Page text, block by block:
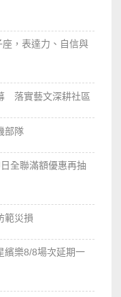
，表達力、自信與
落實藝文深耕社區
部隊
全聯滿額優惠再抽
範災損
樂8/8場次延期一